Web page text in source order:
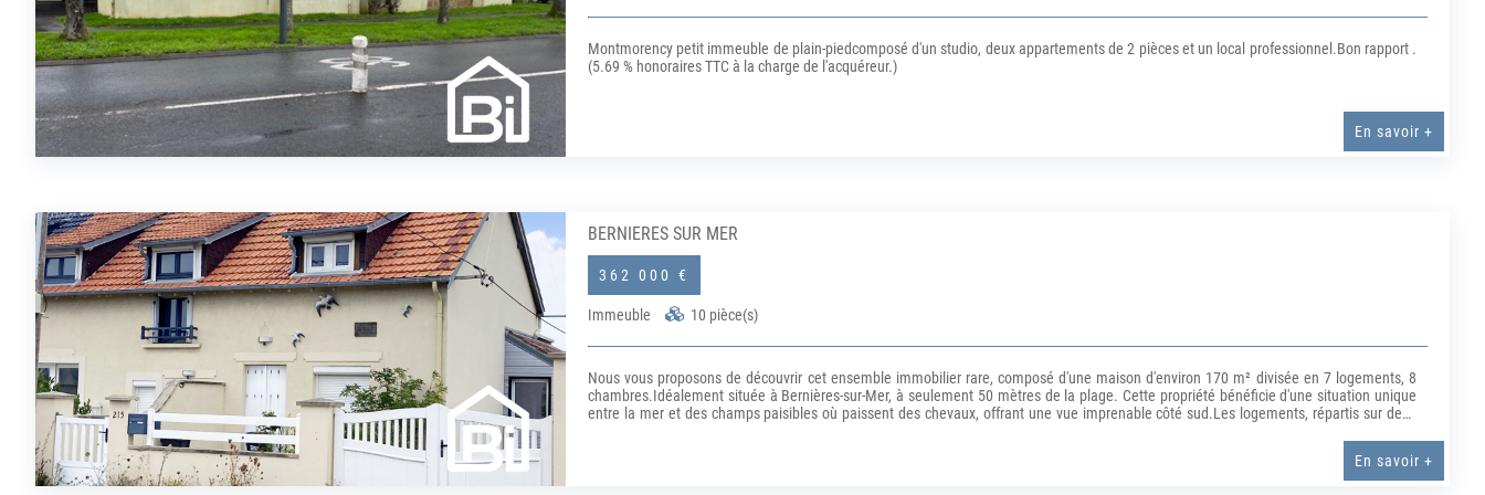
Montmorency petit immeuble de plain-piedcomposé d'un studio, deux appartements de 2 pièces et un local professionnel.Bon rapport .
(5.69 % honoraires TTC à la charge de l'acquéreur.)
En savoir +
BERNIERES SUR MER
362 000 €
Immeuble 10 pièce(s)
Nous vous proposons de découvrir cet ensemble immobilier rare, composé d'une maison d'environ 170 m² divisée en 7 logements, 8
chambres.Idéalement située à Bernières-sur-Mer, à seulement 50 mètres de la plage. Cette propriété bénéficie d'une situation unique
entre la mer et des champs paisibles où paissent des chevaux, offrant une vue imprenable côté sud.Les logements, répartis sur deux
occupants.Ce bien est une véritable opportunité pour les investisseurs, avec un fort potentiel de rentabilité grâce à des possibilités de
location variées : saisonnière, étudiante, bail mobilité ou à l'année. il garantit un excellent rendement locatif, avec une très belle
En savoir +